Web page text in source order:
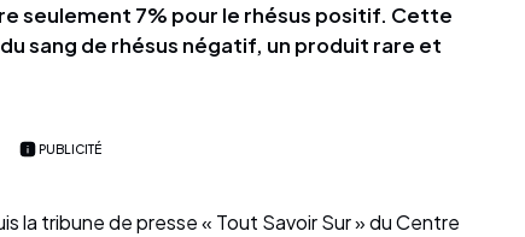
seulement 7% pour le rhésus positif. Cette
sang de rhésus négatif, un produit rare et
PUBLICITÉ
la tribune de presse « Tout Savoir Sur » du Centre